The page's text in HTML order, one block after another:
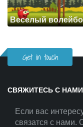
Веселый
Get in touch
СВЯЖИТЕСЬ С НАМИ
Если вас
связатся с нами.